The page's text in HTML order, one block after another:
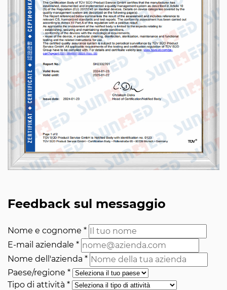
Feedback sul messaggio
Nome e cognome *
E-mail aziendale *
Nome dell'azienda *
Paese/regione *
Tipo di attività *